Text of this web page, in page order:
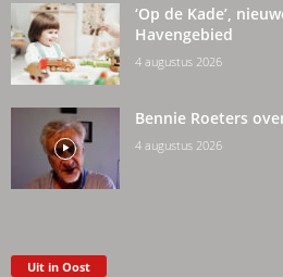
‘Op de Kade’,
Havengebied
4 augustus 2026
Bennie Roeters
4 augustus 2026
Uit in Oost